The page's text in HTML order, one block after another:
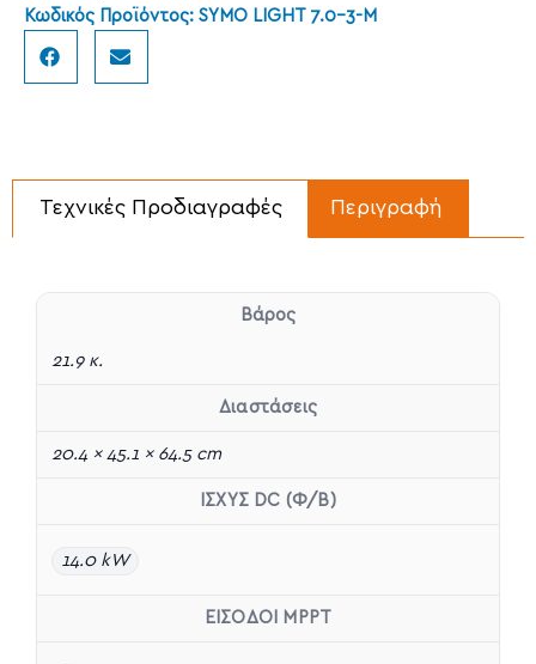
Κωδικός Προϊόντος: SYMO LIGHT 7.0-3-M
Περιγραφή
Τεχνικές Προδιαγραφές
Βάρος
21.9 κ.
Διαστάσεις
20.4 × 45.1 × 64.5 cm
ΙΣΧΥΣ DC (Φ/Β)
14.0 kW
ΕΙΣΟΔΟΙ MPPT